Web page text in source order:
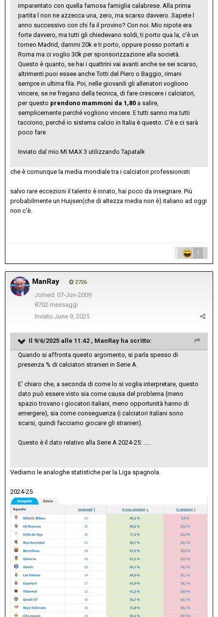
imparentato con quella famosa famiglia calabrese. Alla prima
partita l non ne azzecca una, zero, ma scarso davvero. Sapete l
anno successivo con chi fa il provino? Con noi. Mio nipote era
forte davvero, ma tutti gli chiedevano soldi, ti porto qua la, c'è un
torneo Madrid, dammi 20k e ti porto, oppure posso portarti a
Roma ma ci voglio 30k per sponsorizzazione alla società.
Questo è quanto, se hai i quattrini vai avanti anche se sei scarso,
altrimenti puoi essee anche Totti del Piero o Baggio, rimani
sempre in ultima fila. Poi, nelle giovanili gli allenatori vogliono
vincere, se ne fregano della tecnica, di fare crescere i calciatori,
per questo prendono mammoni da 1,80 a salire,
semplicemente perché vogliono vincere. E tutti sanno ma tutti
tacciono, perché io sistema calcio in Italia è questo. C'è e ci sarà
poco fare
Inviato dal mio MI MAX 3 utilizzando Tapatalk
che è comunque la media mondiale tra i calciatori professionisti
salvo rare eccezioni il talento è innato, hai poco da insegnare. Più
probabilmente un Huijsen(che di altezza media non è) italiano ad oggi
non c'è.
1
ManRay 2726
Joined: 07-Jun-2009
8702 messaggi
Inviato June 9, 2025
Il 9/6/2025 alle 11:42 , ManRay ha scritto:
Quando si affronta questo argomento, si parla spesso di
presenza % di calciatori stranieri in Serie A.
E' chiaro che, a seconda di come lo si voglia interpretare, questo
dato può essere visto sia come causa del problema (meno
spazio trovano i giocatori italiani, meno opportunità hanno di
emergere), sia come conseguenza (i calciatori italiani sono
scarsi, quindi facciamo giocare gli stranieri).
Questo è il dato relativo alla Serie A 2024-25: .....
Vediamo le analoghe statistiche per la Liga spagnola.
2024-25